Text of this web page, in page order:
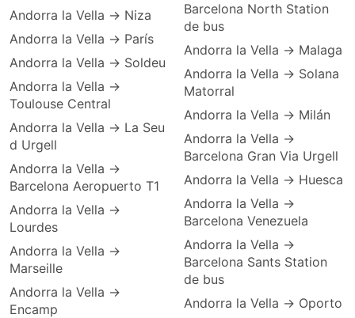
Andorra la Vella → Niza
Andorra la Vella → París
Andorra la Vella → Soldeu
Andorra la Vella →
Toulouse Central
Andorra la Vella → La Seu
d Urgell
Andorra la Vella →
Barcelona Aeropuerto T1
Andorra la Vella →
Lourdes
Andorra la Vella →
Marseille
Andorra la Vella →
Encamp
Barcelona North Station
de bus
Andorra la Vella → Malaga
Andorra la Vella → Solana
Matorral
Andorra la Vella → Milán
Andorra la Vella →
Barcelona Gran Via Urgell
Andorra la Vella → Huesca
Andorra la Vella →
Barcelona Venezuela
Andorra la Vella →
Barcelona Sants Station
de bus
Andorra la Vella → Oporto